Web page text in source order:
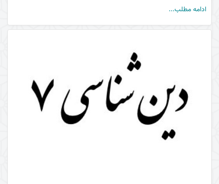
ادامه مطلب...